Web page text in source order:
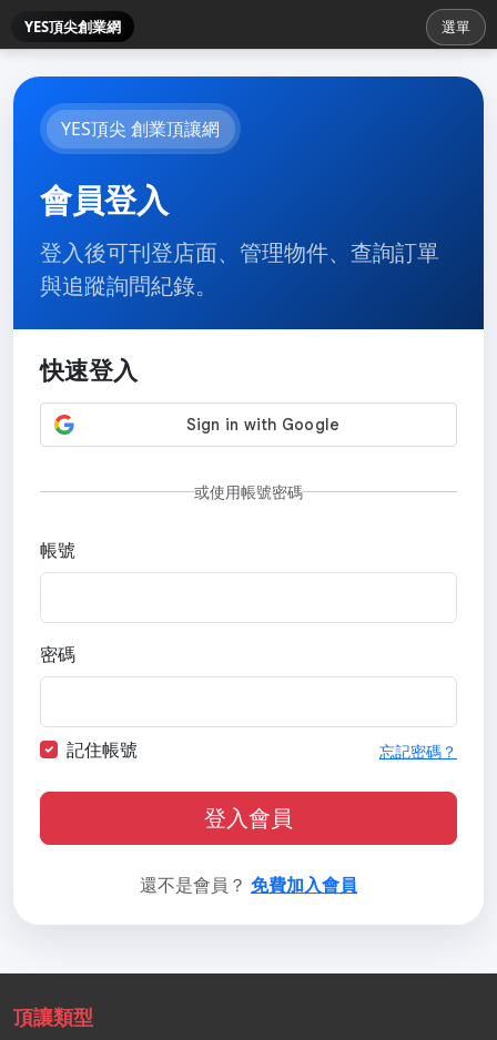
YES頂尖創業網 選單
YES頂尖 創業頂讓網
會員登入
登入後可刊登店面、管理物件、查詢訂單
與追蹤詢問紀錄。
快速登入
或使用帳號密碼
帳號
密碼
記住帳號 忘記密碼？
登入會員
還不是會員？ 免費加入會員
頂讓類型